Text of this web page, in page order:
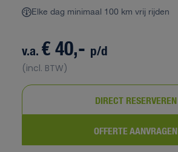
Elke dag minimaal 100 km vrij rijden
v.a.€ 40,- p/d
(incl. BTW)
DIRECT RESERVEREN
OFFERTE AANVRAGEN